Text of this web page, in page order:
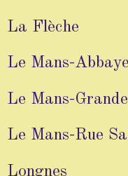
La Flèche
Le Mans-
Le Mans-
Le Mans-Rue
Longnes